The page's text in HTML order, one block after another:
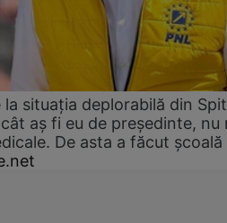
situația deplorabilă din
aș fi eu de președinte, nu
De asta a făcut școală